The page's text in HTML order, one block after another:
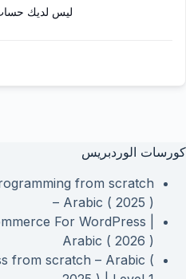
ليس لديك
كورسات الوردبريس
from scratch
– Arabic ( 2025 )
For WordPress |
Arabic ( 2026 )
from scratch – Arabic (